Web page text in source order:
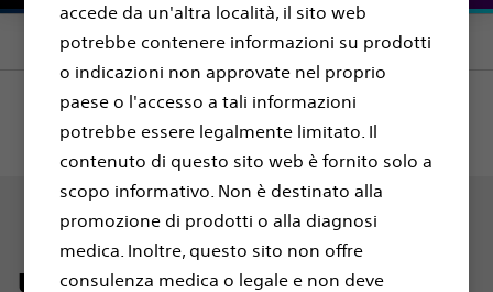
accede da un'altra località, il sito web
potrebbe contenere informazioni su prodotti
o indicazioni non approvate nel proprio
paese o l'accesso a tali informazioni
potrebbe essere legalmente limitato. Il
contenuto di questo sito web è fornito solo a
scopo informativo. Non è destinato alla
promozione di prodotti o alla diagnosi
medica. Inoltre, questo sito non offre
consulenza medica o legale e non deve
Section menu
Usate questo strumento di